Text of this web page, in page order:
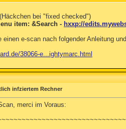
bei "fixed checked")
item: &Search - hxxp://
einen e-scan nach folgender Anleitung
38066-e...ightymarc.html
infziertem Rechner
merci im Voraus: